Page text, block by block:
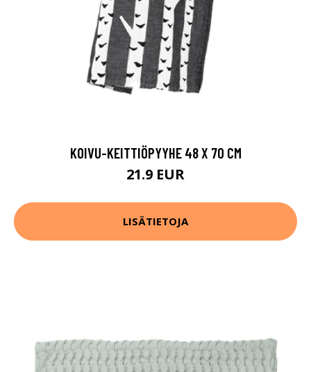
KOIVU-KEITTIÖPYYHE 48 X 70 CM
21.9 EUR
LISÄTIETOJA